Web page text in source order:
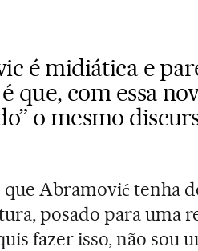
é midiática e
que, com essa
o mesmo
Abramović tenha
posado para uma
fazer isso, não sou